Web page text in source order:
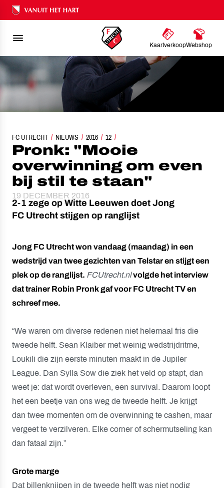
Ons nalatenschap
KaartverkoopWebshop
FC UTRECHT NIEUWS 2016 12
PRONK: "MOOIE OVERWINNING OM EVEN BIJ STIL TE STAAN"
Pronk: "Mooie
overwinning om even
bij stil te staan"
19 DECEMBER 2016
2-1 zege op Witte Leeuwen doet Jong
FC Utrecht stijgen op ranglijst
Jong FC Utrecht won vandaag (maandag) in een
wedstrijd van twee gezichten van Telstar en stijgt een
plek op de ranglijst. FCUtrecht.nlvolgde het interview
dat trainer Robin Pronk gaf voor FC Utrecht TV en
schreef mee.
“We waren om diverse redenen niet helemaal fris die
tweede helft. Sean Klaiber met weinig wedstrijdritme,
Loukili die zijn eerste minuten maakt in de Jupiler
League. Dan Sylla Sow die ziek het veld op stapt, dan
weet je: dat wordt overleven, een survival. Daarom loopt
het een beetje van ons weg de tweede helft. Je krijgt
dan twee momenten om de overwinning te cashen, maar
vergeet te verzilveren. Elke corner of schermutseling kan
dan fataal zijn.”
Grote marge
Dat billenknijpen in de tweede helft was niet nodig